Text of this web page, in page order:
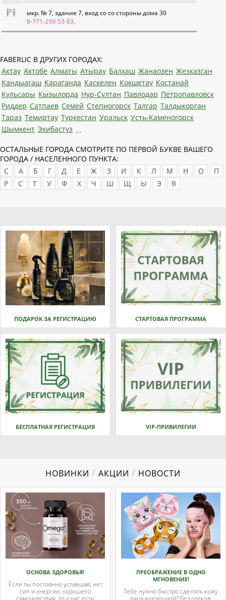
мкр. № 7, здание 7, вход со со стороны дома 30
8-771-299-53-83,
FABERLIC В ДРУГИХ ГОРОДАХ:
Актау Актобе Алматы Атырау Балхаш Жанаозен Жезказган
Кандыагаш Караганда Каскелен Кокшетау Костанай
Кульсары Кызылорда Нур-Султан Павлодар Петропавловск
Риддер Сатпаев Семей Степногорск Талгар Талдыкорган
Тараз Темиртау Туркестан Уральск Усть-Каменогорск
Шымкент Экибастуз ...
ОСТАЛЬНЫЕ ГОРОДА СМОТРИТЕ ПО ПЕРВОЙ БУКВЕ ВАШЕГО
ГОРОДА / НАСЕЛЕННОГО ПУНКТА:
C
А Б Г Д Е Ж З И К Л М Н О
П
Р
С Т У Ф Х Ч Ш Щ Ы Э Я
ПОДАРОК ЗА РЕГИСТРАЦИЮ СТАРТОВАЯ ПРОГРАММА
БЕСПЛАТНАЯ РЕГИСТРАЦИЯ VIP-ПРИВИЛЕГИИ
НОВИНКИ / АКЦИИ / НОВОСТИ
ОСНОВА ЗДОРОВЬЯ!
Если ты постоянно уставшая, нет
сил и энергии, хорошего
ПРЕОБРАЖЕНИЕ В ОДНО
МГНОВЕНИЕ!
Тебе нужно быстро сделать кожу